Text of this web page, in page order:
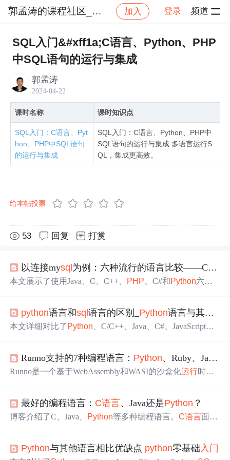
郭孟涛的课程社区_NO_4 加入 登录 频道
社区 郭孟涛的课程社区_NO_4 SQL大佬亲授，
SQL入门&#xff1a;C语言、Python、PHP
中SQL语句的运行与集成
郭孟涛
2024-04-22
课时名称 课时知识点
SQL入门：C语言、Pyt
hon、PHP中SQL语句
的运行与集成
SQL入门：C语言、Python、PHP中
SQL语句的运行与集成 多语言运行S
QL，集成更高效。
给本帖投票
53 回复 打赏
以连接mysql为例：六种流行的语言比较——C、C++、
本文展示了使用Java、C、C++、 PHP 、C#和Python六种
python语言和sql语言的区别_ Python语言与其他语言对比
本文详细对比了 Python 、C/C++、Java、C#、JavaScript、
跨平台能力和广泛的硬件支持，但学习曲线陡峭；Java应
用广泛，但内存占用大；C#集成.NET库，但跨平台能力有
速上手而流行，但运行 效率不高。此外，还介绍了Python
的几种实现，如J
Python 、IronPython、CPython和PyPy。
Runno支持的7种编程语言： Python、Ruby、JavaScript、
Runno是一个基于WebAssembly和WASI的沙盒化运行时，
程语言，可在浏览器、服务器或MCP环境中安全执行代
码。其核心特性包括零安装、完全隔离、虚拟文件系统、
最好的编程语言： C语言、Java还是Python ？
博客介绍了C、Java、 Python等多种编程语言。C语言面向
有独特优缺点，开发者应根据自身需求选择合适的编程语
Python与其他语言相比优缺点 python零基础入门